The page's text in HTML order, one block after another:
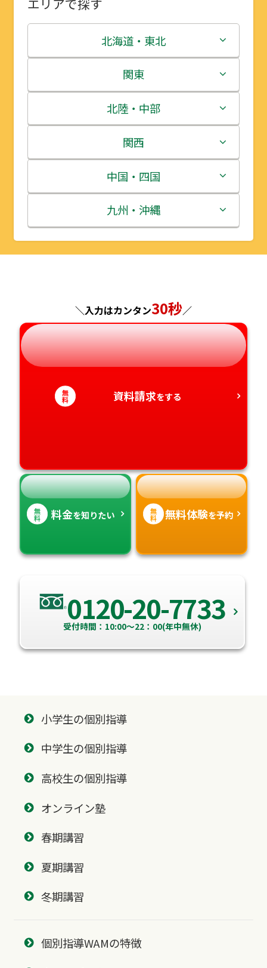
エリアで探す
北海道・東北
北海道
青森県
岩手県
宮城県
秋田県
山形県
関東
茨城県
栃木県
群馬県
埼玉県
千葉県
神奈川県
北陸・中部
新潟県
富山県
石川県
福井県
長野県
岐阜県
愛知県
関西
三重県
滋賀県
京都府
兵庫県
奈良県
中国・四国
鳥取県
島根県
広島県
山口県
高知県
九州・沖縄
福岡県
長崎県
熊本県
沖縄県
＼入力はカンタン30秒／
無
料 資料請求をする
無
料 料金を知りたい 無
料 無料体験を予約
0120-20-7733
受付時間：10:00～22：00(年中無休)
小学生の個別指導
中学生の個別指導
高校生の個別指導
オンライン塾
春期講習
夏期講習
冬期講習
個別指導WAMの特徴